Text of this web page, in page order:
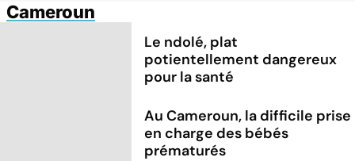
Cameroun
Le ndolé, plat
potientellement dangereux
pour la santé
Au Cameroun, la difficile prise
en charge des bébés
prématurés